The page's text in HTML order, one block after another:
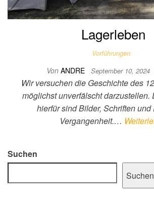
Lagerleben
Vorführungen
Von ANDRE September 10, 2024
Wir versuchen die Geschichte des
möglichst unverfälscht darzustellen.
hierfür sind Bilder, Schriften und
Vergangenheit.…
Suchen
Suchen